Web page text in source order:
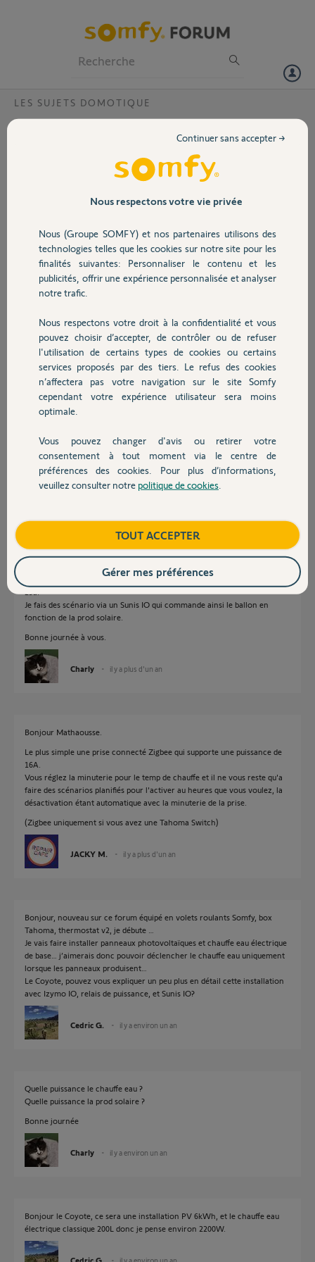
Volet
Sécurité
Domotique
Chauffage
Autres produits
Devis avec un pro
Contact
LES SUJETS DOMOTIQUE
Pour profiter de mes panneaux solaires, je pilote mon CE via une
Si le temps du lendemain est plein soleil => je laisse l'horloge gérée.
partir de 23h.
Aujourd'hui je souhaite remplacer l'horloge par un module wifi
pilotable par la Tahoma.
(Je ne souhaite pas piloter directement le ballon à cause de la
J'ai fait des recherches internet où il est question de module zigbee
par exemple ou de module Izymo dans un boitier rail DIN. Cependant
je ne connais pas la fiabilité de ces modules (surtout dans un tableau
Avez-vous ce type d'installation chez vous ? ou des éclaircissement ?
Merci,
Mathaousse
il y a plus d'un an
Participer au fil de discussion
Réponses
Je pilote mon chauffe-eau via un Izymo IO On/Off + relais de puissance
25a.
Je fais des scénario via un Sunis IO qui commande ainsi le ballon en
fonction de la prod solaire.
Bonne journée à vous.
Charly il y a plus d'un an
Bonjour Mathaousse.
Le plus simple une prise connecté Zigbee qui supporte une puissance de
16A.
Vous réglez la minuterie pour le temp de chauffe et il ne vous reste qu'a
faire des scénarios planifiés pour l'activer au heures que vous voulez, la
désactivation étant automatique avec la minuterie de la prise.
(Zigbee uniquement si vous avez une Tahoma Switch)
JACKY M. il y a plus d'un an
Bonjour, nouveau sur ce forum équipé en volets roulants Somfy, box
Tahoma, thermostat v2, je débute …
Je vais faire installer panneaux photovoltaïques et chauffe eau électrique
de base… j’aimerais donc pouvoir déclencher le chauffe eau uniquement
lorsque les panneaux produisent…
Le Coyote, pouvez vous expliquer un peu plus en détail cette installation
avec Izymo IO, relais de puissance, et Sunis IO?
Cedric G. il y a environ un an
Quelle puissance le chauffe eau ?
Quelle puissance la prod solaire ?
Bonne journée
Charly il y a environ un an
Bonjour le Coyote, ce sera une installation PV 6kWh, et le chauffe eau
électrique classique 200L donc je pense environ 2200W.
Cedric G.
Nous respectons votre vie privée
Nous (Groupe SOMFY) et nos partenaires utilisons des
technologies telles que les cookies sur notre site pour les
finalités suivantes: Personnaliser le contenu et les
publicités, offrir une expérience personnalisée et analyser
notre trafic.
Nous respectons votre droit à la confidentialité et vous
pouvez choisir d’accepter, de contrôler ou de refuser
l'utilisation de certains types de cookies ou certains
services proposés par des tiers. Le refus des cookies
n’affectera pas votre navigation sur le site Somfy
cependant votre expérience utilisateur sera moins
optimale.
Vous pouvez changer d'avis ou retirer votre
consentement à tout moment via le centre de
préférences des cookies. Pour plus d’informations,
veuillez consulter notre politique de cookies
Continuer sans accepter →
TOUT ACCEPTER
Gérer mes préférences